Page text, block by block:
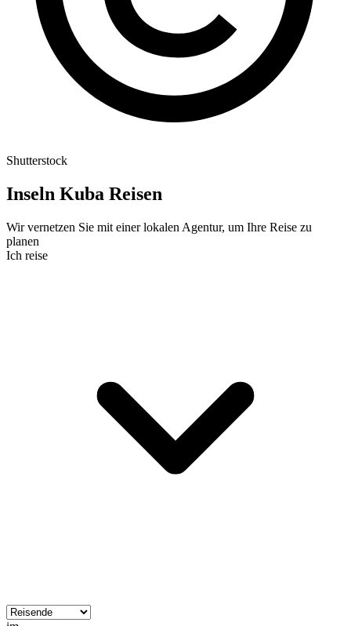
Shutterstock
Inseln Kuba Reisen
Wir vernetzen Sie mit einer lokalen Agentur, um Ihre Reise zu
planen
Ich reise